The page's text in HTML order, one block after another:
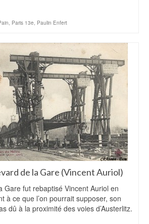
, Paris 13e, Paulin Enfert
de la Gare (Vincent Auriol)
Gare fut rebaptisé Vincent Auriol en
à ce que l’on pourrait supposer, son
dû à la proximité des voies d’Austerlitz.